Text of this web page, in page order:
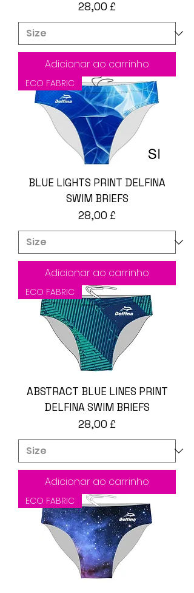
Preço
28,00 £
Adicionar ao carrinho
ECO FABRIC
BLUE LIGHTS PRINT DELFINA
SWIM BRIEFS
Preço
28,00 £
Adicionar ao carrinho
ECO FABRIC
ABSTRACT BLUE LINES PRINT
DELFINA SWIM BRIEFS
Preço
28,00 £
Adicionar ao carrinho
ECO FABRIC